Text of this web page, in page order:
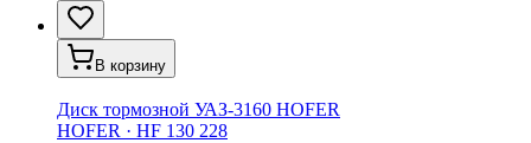
В корзину
Диск тормозной УАЗ-3160 HOFER
HOFER · HF 130 228